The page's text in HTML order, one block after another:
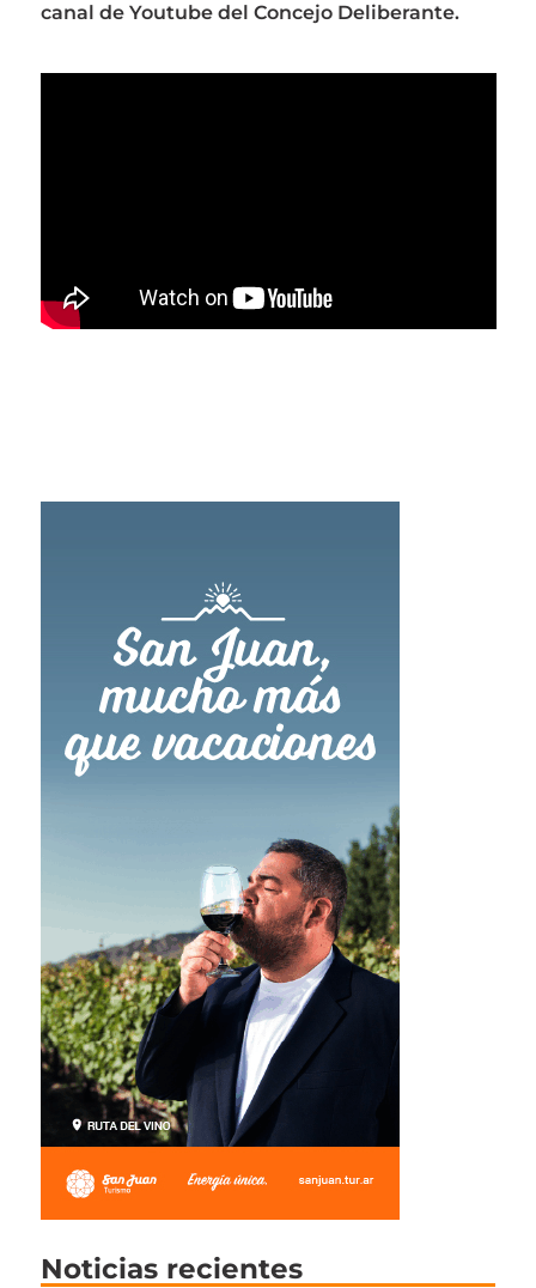
canal de Youtube del Concejo Deliberante.
Noticias recientes